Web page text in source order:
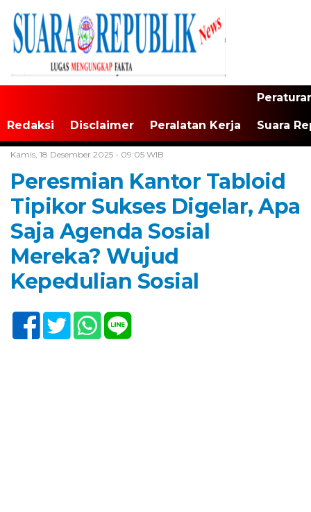
Redaksi Disclaimer Peralatan Kerja Suara
Kamis, 18 Desember 2025 - 09:05 WIB
Peresmian Kantor Tabloid
Tipikor Sukses Digelar, Apa
Saja Agenda Sosial
Mereka? Wujud
Kepedulian Sosial